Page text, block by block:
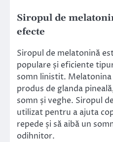
Siropul de
efecte
Siropul de melatonină
populare și eficiente
somn linistit.
produs de glanda
somn și veghe. Siropul
utilizat pentru a ajuta
repede și să aibă un
odihnitor.